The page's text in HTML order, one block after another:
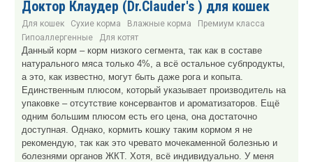
Доктор Клаудер (Dr.Clauder's ) для кошек
Для кошек Сухие корма Влажные корма
Премиум класса
Гипоаллергенные
Для котят
Данный корм – корм низкого сегмента, так как в составе
натурального мяса только 4%, а всё остальное субпродукты,
а это, как известно, могут быть даже рога и копыта.
Единственным плюсом, который указывает производитель на
упаковке – отсутствие консервантов и ароматизаторов. Ещё
одним большим плюсом есть его цена, она достаточно
доступная. Однако, кормить кошку таким кормом я не
рекомендую, так как это чревато мочекаменной болезнью и
болезнями органов ЖКТ. Хотя, всё индивидуально. У меня